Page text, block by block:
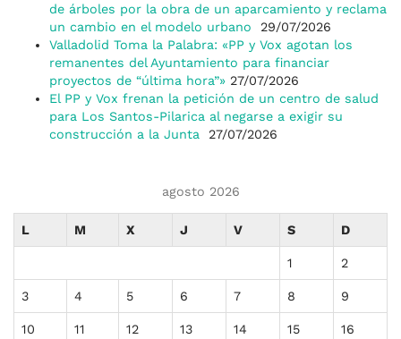
de árboles por la obra de un aparcamiento y reclama
un cambio en el modelo urbano
29/07/2026
Valladolid Toma la Palabra: «PP y Vox agotan los
remanentes del Ayuntamiento para financiar
proyectos de “última hora”» 27/07/2026
El PP y Vox frenan la petición de un centro de salud
para Los Santos-Pilarica al negarse a exigir su
construcción a la Junta
27/07/2026
agosto 2026
L M X J V S D
1 2
3 4 5 6 7 8 9
10 11 12 13 14 15 16